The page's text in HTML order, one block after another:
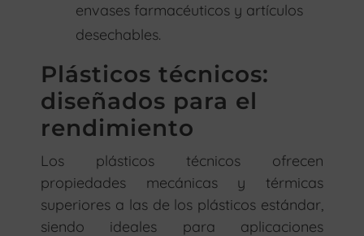
envases farmacéuticos y artículos
desechables.
Plásticos técnicos:
diseñados para el
rendimiento
Los plásticos técnicos ofrecen
propiedades mecánicas y térmicas
superiores a las de los plásticos estándar,
siendo ideales para aplicaciones